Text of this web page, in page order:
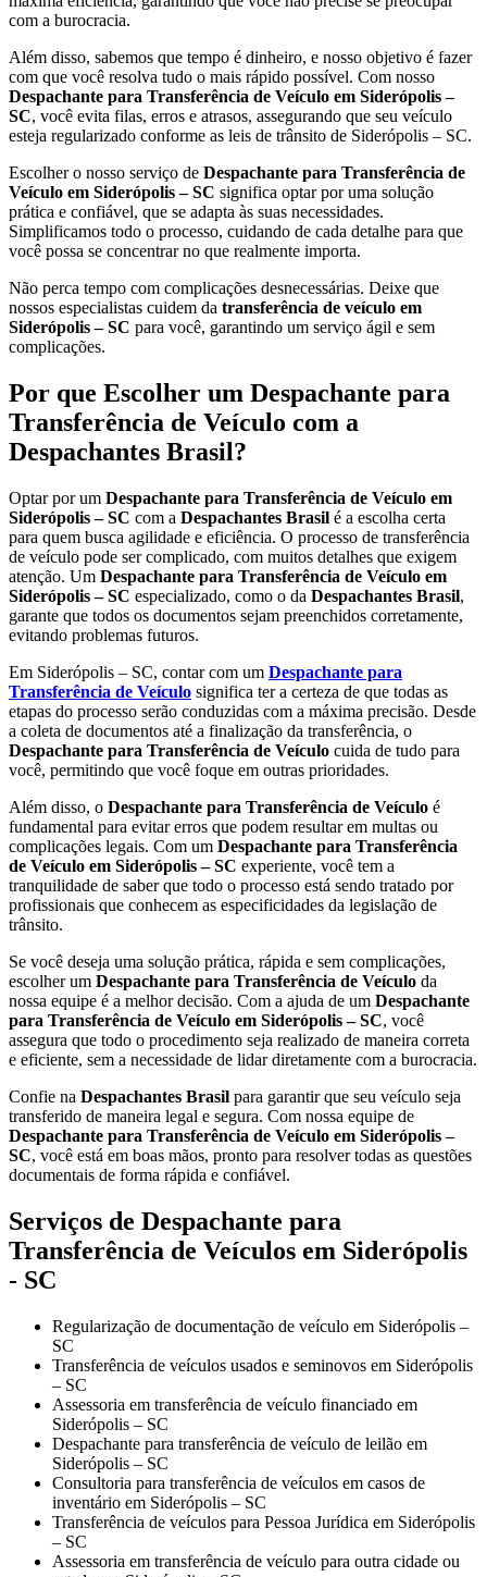
com a burocracia.
Além disso, sabemos que tempo é dinheiro, e nosso objetivo é fazer
com que você resolva tudo o mais rápido possível. Com nosso
Despachante para Transferência de Veículo em Siderópolis –
SC, você evita filas, erros e atrasos, assegurando que seu veículo
esteja regularizado conforme as leis de trânsito de Siderópolis – SC.
Escolher o nosso serviço de Despachante para Transferência de
Veículo em Siderópolis – SC significa optar por uma solução
prática e confiável, que se adapta às suas necessidades.
Simplificamos todo o processo, cuidando de cada detalhe para que
você possa se concentrar no que realmente importa.
Não perca tempo com complicações desnecessárias. Deixe que
nossos especialistas cuidem da transferência de veículo em
Siderópolis – SC para você, garantindo um serviço ágil e sem
complicações.
Por que Escolher um Despachante para
Transferência de Veículo com a
Despachantes Brasil?
Optar por um Despachante para Transferência de Veículo em
Siderópolis – SC com a Despachantes Brasil é a escolha certa
para quem busca agilidade e eficiência. O processo de transferência
de veículo pode ser complicado, com muitos detalhes que exigem
atenção. Um Despachante para Transferência de Veículo em
Siderópolis – SC especializado, como o da Despachantes Brasil,
garante que todos os documentos sejam preenchidos corretamente,
evitando problemas futuros.
Em Siderópolis – SC, contar com um Despachante para
Transferência de Veículo significa ter a certeza de que todas as
etapas do processo serão conduzidas com a máxima precisão. Desde
a coleta de documentos até a finalização da transferência, o
Despachante para Transferência de Veículo cuida de tudo para
você, permitindo que você foque em outras prioridades.
Além disso, o Despachante para Transferência de Veículo é
fundamental para evitar erros que podem resultar em multas ou
complicações legais. Com um Despachante para Transferência
de Veículo em Siderópolis – SC experiente, você tem a
tranquilidade de saber que todo o processo está sendo tratado por
profissionais que conhecem as especificidades da legislação de
trânsito.
Se você deseja uma solução prática, rápida e sem complicações,
escolher um Despachante para Transferência de Veículo da
nossa equipe é a melhor decisão. Com a ajuda de um Despachante
para Transferência de Veículo em Siderópolis – SC, você
assegura que todo o procedimento seja realizado de maneira correta
e eficiente, sem a necessidade de lidar diretamente com a burocracia.
Confie na Despachantes Brasil para garantir que seu veículo seja
transferido de maneira legal e segura. Com nossa equipe de
Despachante para Transferência de Veículo em Siderópolis –
SC, você está em boas mãos, pronto para resolver todas as questões
documentais de forma rápida e confiável.
Serviços de Despachante para
Transferência de Veículos em Siderópolis
- SC
Regularização de documentação de veículo em Siderópolis –
SC
Transferência de veículos usados e seminovos em Siderópolis
– SC
Assessoria em transferência de veículo financiado em
Siderópolis – SC
Despachante para transferência de veículo de leilão em
Siderópolis – SC
Consultoria para transferência de veículos em casos de
inventário em Siderópolis – SC
Transferência de veículos para Pessoa Jurídica em Siderópolis
– SC
Assessoria em transferência de veículo para outra cidade ou